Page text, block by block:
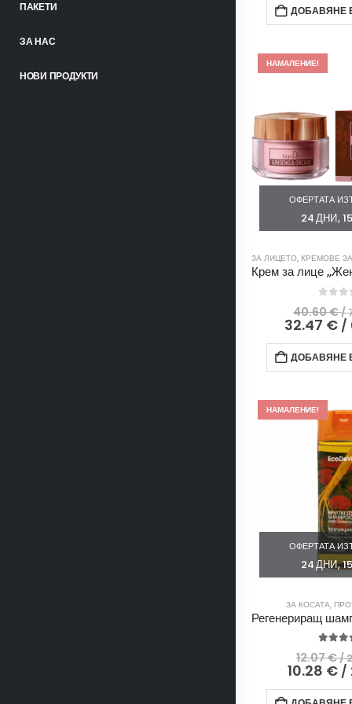
ПАКЕТИ
ЗА НАС
НОВИ ПРОДУКТИ
ДОБАВЯНЕ
НАМАЛЕНИЕ!
ОФЕРТАТА
24 ДНИ 15
ЗА ЛИЦЕТО, КРЕМОВЕ
40.60€/
32.47 € /
ДОБАВЯНЕ
НАМАЛЕНИЕ!
ОФЕРТАТА
24 ДНИ
ЗА КОСАТА,
12.07€/
10.28 € /